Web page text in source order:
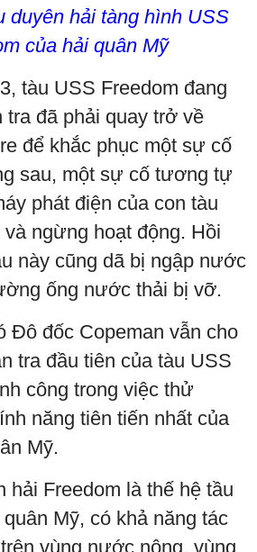
duyên hải tàng hình USS
của hải quân Mỹ
tàu USS Freedom đang
đã phải quay trở về
để khắc phục một sự cố
sau, một sự cố tương tự
phát điện của con tàu
ngừng hoạt động. Hồi
này cũng dã bị ngập nước
ống nước thải bị vỡ.
Đô đốc Copeman vẫn cho
tra đầu tiên của tàu USS
công trong việc thử
năng tiên tiến nhất của
Mỹ.
hải Freedom là thế hệ tầu
Mỹ, có khả năng tác
vùng nước nông, vùng